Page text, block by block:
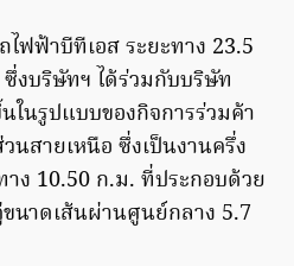
ไฟฟ้าบีทีเอส ระยะทาง 23.5
งบริษัทฯ ได้ร่วมกับบริษัท
นรูปแบบของกิจการร่วมค้า
สายเหนือ ซึ่งเป็นงานครึ่ง
าง 10.50 ก.ม. ที่ประกอบด้วย
นาดเส้นผ่านศูนย์กลาง 5.7